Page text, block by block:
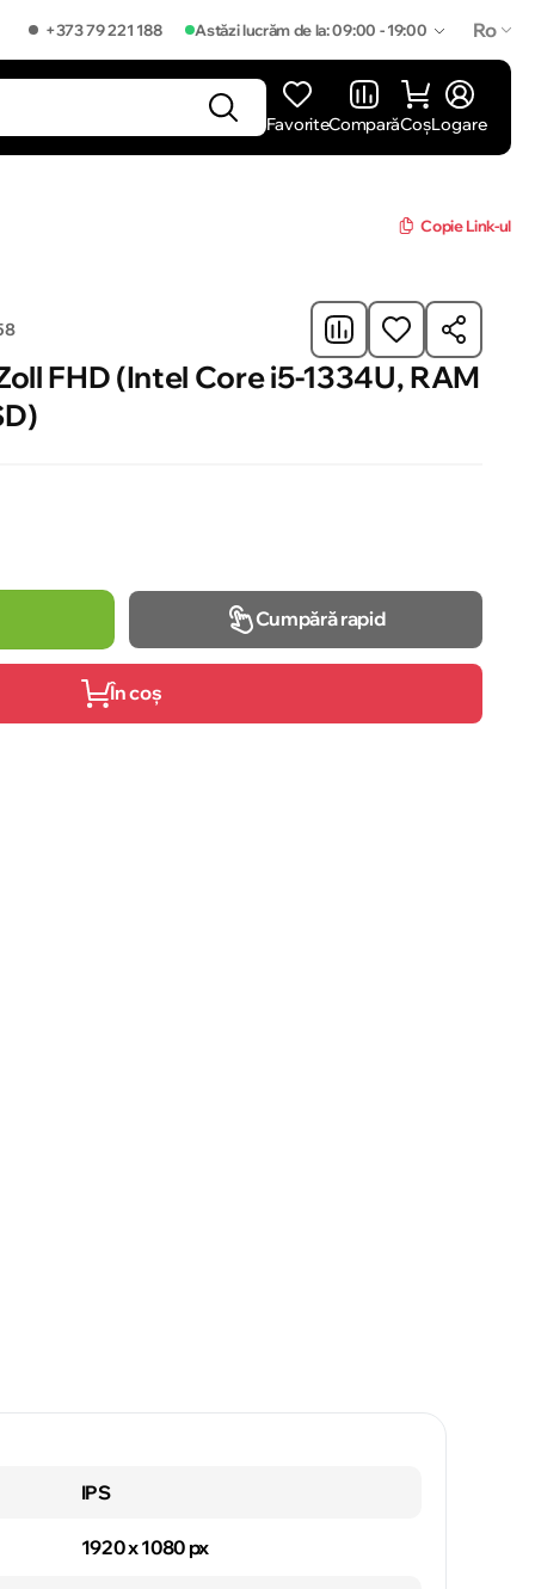
+373 79 221 188 Astăzi lucrăm de la: 09:00 - 19:00 Ro
FavoriteComparăCoșLogare
Copie Link-ul
FHD (Intel Core i5-1334U, RAM
Cumpără rapid
În coș
IPS
1920 x 1080 px